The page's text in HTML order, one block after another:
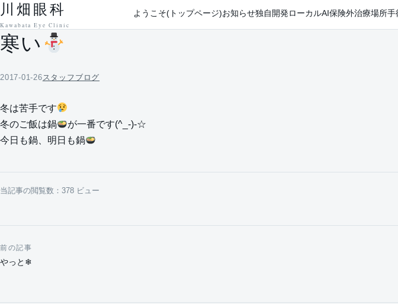
本文へ移動
川畑眼科
Kawabata Eye Clinic
ようこそ(トップページ)お知らせ独自開発ローカルAI保険外治療場所手
寒い
2017-01-26 スタッフブログ
冬は苦手です
冬のご飯は鍋
が一番です(^_-)-☆
今日も鍋、明日も鍋
当記事の閲覧数：378 ビュー
投稿ナビゲーション
前の記事
やっと❄